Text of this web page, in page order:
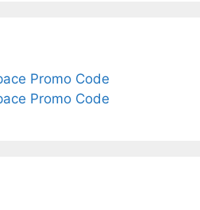
Promo Code
Promo Code